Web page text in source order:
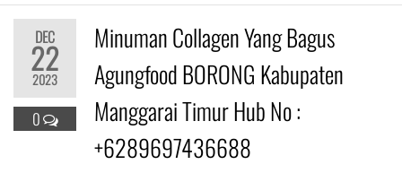
DEC
22
2023
0
Minuman Collagen Yang Bagus
Agungfood BORONG Kabupaten
Manggarai Timur Hub No :
+6289697436688